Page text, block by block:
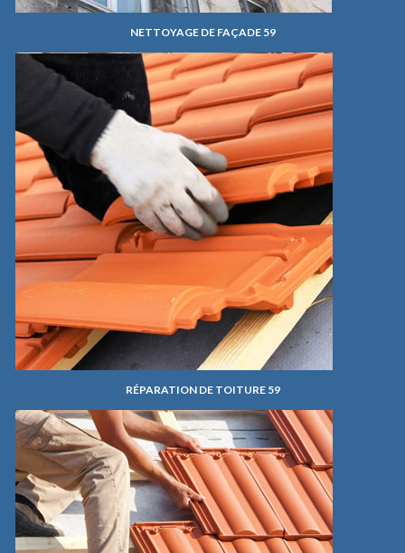
NETTOYAGE DE FAÇADE 59
RÉPARATION DE TOITURE 59